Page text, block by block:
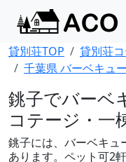
貸別荘TOP 貸別荘
千葉県 バーベキュー
銚子でバーベ
コテージ・一
銚子には、バーベキュ
あります。ペット可2